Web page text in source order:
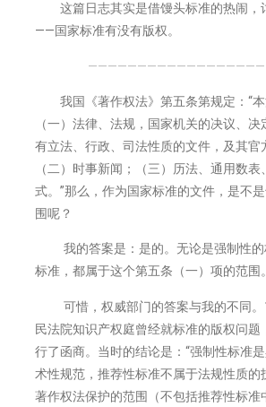
这篇日志其实是借馒头标准的热闹，
——国家标准有没有版权。
我国《著作权法》第五条第规定：“本
（一）法律、法规，国家机关的决议、
有立法、行政、司法性质的文件，及其官
（二）时事新闻；（三）历法、通用数
式。”那么，作为国家标准的文件，是不
围呢？
我的答案是：是的。无论是强制性的
标准，都属于这个第五条（一）项的范围。
可惜，权威部门的答案与我的不同。
民法院知识产权庭曾经就标准的版权问题
行了函商。当时的结论是：“强制性标准
术性规范，推荐性标准不属于法规性质的
著作权法保护的范围（不包括推荐性标准